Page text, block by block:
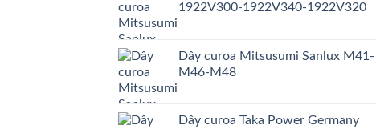
1922V300-1922V340-1922V320
Dây curoa Mitsusumi Sanlux M41-
M46-M48
Dây curoa Taka Power Germany